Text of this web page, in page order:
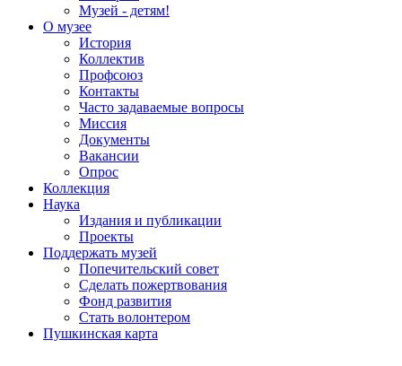
Музей - детям!
О музее
История
Коллектив
Профсоюз
Контакты
Часто задаваемые вопросы
Миссия
Документы
Вакансии
Опрос
Коллекция
Наука
Издания и публикации
Проекты
Поддержать музей
Попечительский совет
Сделать пожертвования
Фонд развития
Стать волонтером
Пушкинская карта